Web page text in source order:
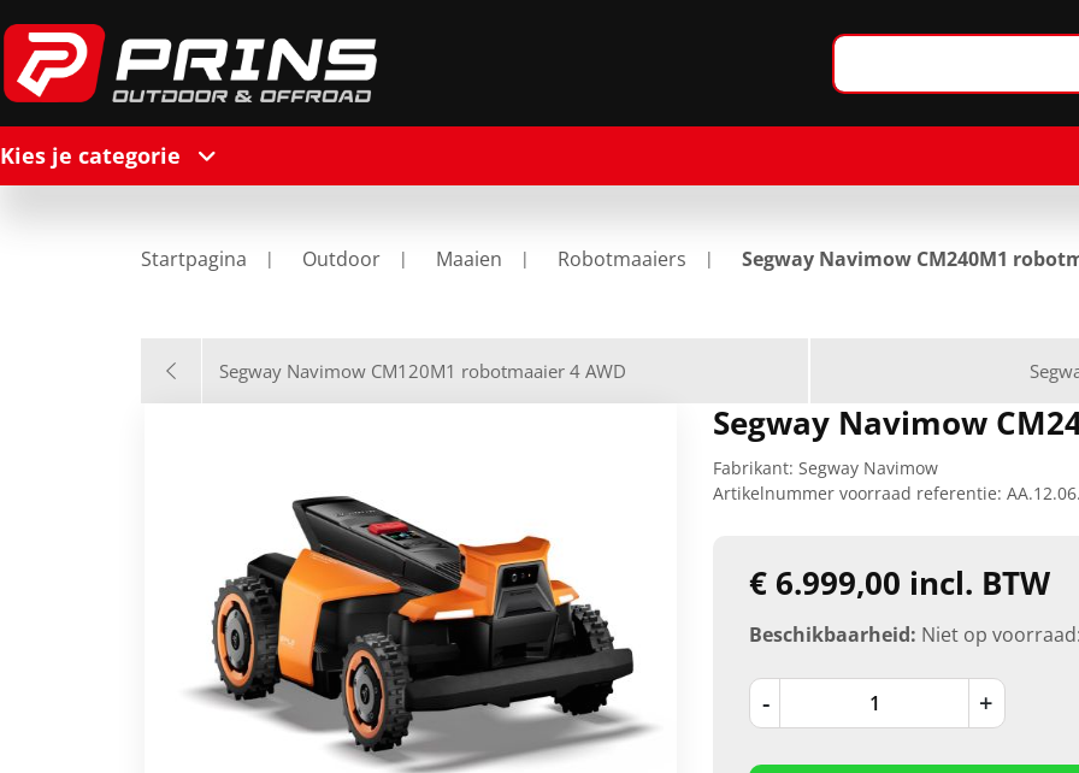
Kies je categorie
Startpagina Outdoor Maaien Robotmaaiers Segway Navimow CM240M1
Segway Navimow CM120M1 robotmaaier 4 AWD
Segway Navimow
Fabrikant: Segway Navimow
Artikelnummer voorraad referentie:
€ 6.999,00 incl. BTW
Beschikbaarheid: Niet op
- +